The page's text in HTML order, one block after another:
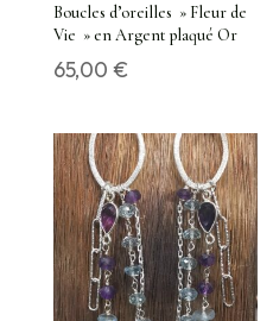
Boucles d’oreilles » Fleur de
Vie » en Argent plaqué Or
65,00 €